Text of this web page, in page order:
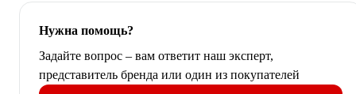
Нужна помощь?
Задайте вопрос – вам ответит наш эксперт,
представитель бренда или один из покупателей